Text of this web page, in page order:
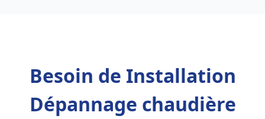
Besoin de Installation
Dépannage chaudière